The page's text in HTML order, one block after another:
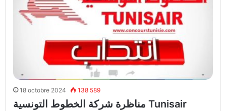
18 octobre 2024 138 589
مناظرة شركة الخطوط التونسية Tunisair